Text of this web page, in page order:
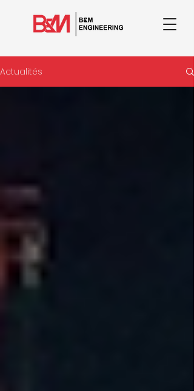
Actualités